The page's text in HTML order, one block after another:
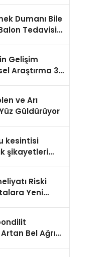
Dumanı Bile
Tedavisi
Gelişim
Araştırma 32
ve Arı
Güldürüyor
kesintisi
şikayetleri
Riski
Yeni
Bel Ağrısı